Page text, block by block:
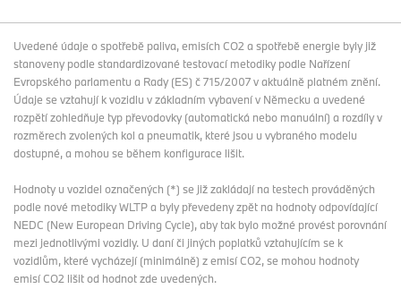
Uvedené údaje o spotřebě paliva, emisích CO2 a spotřebě energie byly již
stanoveny podle standardizované testovací metodiky podle Nařízení
Evropského parlamentu a Rady (ES) č 715/2007 v aktuálně platném znění.
Údaje se vztahují k vozidlu v základním vybavení v Německu a uvedené
rozpětí zohledňuje typ převodovky (automatická nebo manuální) a rozdíly v
rozměrech zvolených kol a pneumatik, které jsou u vybraného modelu
dostupné, a mohou se během konfigurace lišit.
Hodnoty u vozidel označených (*) se již zakládají na testech prováděných
podle nové metodiky WLTP a byly převedeny zpět na hodnoty odpovídající
NEDC (New European Driving Cycle), aby tak bylo možné provést porovnání
mezi jednotlivými vozidly. U daní či jiných poplatků vztahujícím se k
vozidlům, které vycházejí (minimálně) z emisí CO2, se mohou hodnoty
emisí CO2 lišit od hodnot zde uvedených.